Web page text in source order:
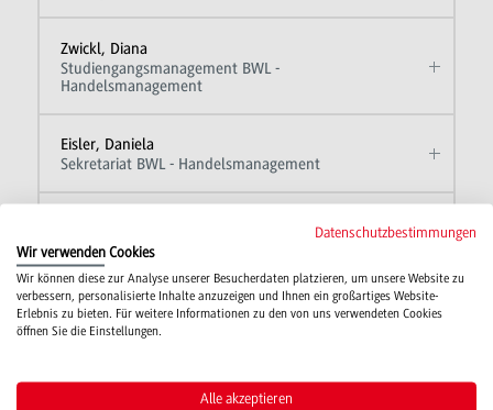
Zwickl, Diana
Studiengangsmanagement BWL -
Handelsmanagement
Eisler, Daniela
Sekretariat BWL - Handelsmanagement
Sekretariat BWL - Handelsmanagement
Heinz, Natalie
Sekretariat BWL - Handelsmanagement
Kaiser, Kerstin
Sekretariat BWL - Handelsmanagement
Datenschutzbestimmungen
Wir verwenden Cookies
Wir können diese zur Analyse unserer Besucherdaten platzieren, um unsere Website zu
verbessern, personalisierte Inhalte anzuzeigen und Ihnen ein großartiges Website-
Erlebnis zu bieten. Für weitere Informationen zu den von uns verwendeten Cookies
öffnen Sie die Einstellungen.
Alle akzeptieren